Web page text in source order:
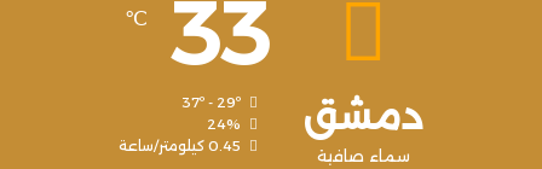
دمشق
سماء صافية
33
℃
24%
0.45 كيلومتر/ساعة